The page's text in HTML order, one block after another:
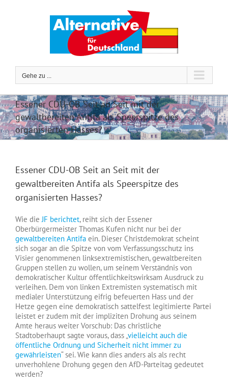
Gehe zu ...
Essener CDU-OB Seit an Seit mit der
gewaltbereiten Antifa als Speerspitze des
organisierten Hasses?
Essener CDU-OB Seit an Seit mit der
gewaltbereiten Antifa als Speerspitze des
organisierten Hasses?
Wie die JF berichtet, reiht sich der Essener
Oberbürgermeister Thomas Kufen nicht nur bei der
gewaltbereiten Antifaein. Dieser Christdemokrat scheint
sich sogar an die Spitze von vom Verfassungsschutz ins
Visier genommenen linksextremistischen, gewaltbereiten
Gruppen stellen zu wollen, um seinem Verständnis von
demokratischer Kultur öffentlichkeitswirksam Ausdruck zu
verleihen. Dem von linken Extremisten systematisch mit
medialer Unterstützung eifrig befeuerten Hass und der
Hetze gegen eine demokratisch sattelfest legitimierte Partei
leistet er zudem mit der impliziten Drohung aus seinem
Amte heraus weiter Vorschub: Das christliche
Stadtoberhaupt sagte voraus, dass „ vielleicht auch die
öffentliche Ordnung und Sicherheit nicht immer zu
gewährleisten“ sei. Wie kann dies anders als als recht
unverhohlene Drohung gegen den AfD-Parteitag gedeutet
werden?